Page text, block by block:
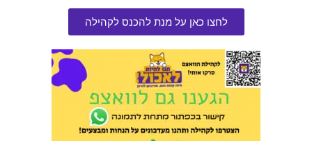
אזל המלאי הוספה לסל
לחצו כאן על מנת להכנס לקהילה